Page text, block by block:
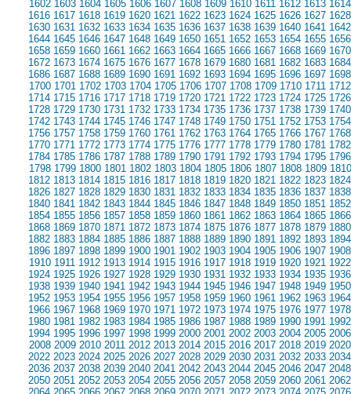
1602 1603 1604 1605 1606 1607 1608 1609 1610 1611 1612 1613 1614
1616 1617 1618 1619 1620 1621 1622 1623 1624 1625 1626 1627 1628
1630 1631 1632 1633 1634 1635 1636 1637 1638 1639 1640 1641 1642
1644 1645 1646 1647 1648 1649 1650 1651 1652 1653 1654 1655 1656
1658 1659 1660 1661 1662 1663 1664 1665 1666 1667 1668 1669 1670
1672 1673 1674 1675 1676 1677 1678 1679 1680 1681 1682 1683 1684
1686 1687 1688 1689 1690 1691 1692 1693 1694 1695 1696 1697 1698
1700 1701 1702 1703 1704 1705 1706 1707 1708 1709 1710 1711 1712
1714 1715 1716 1717 1718 1719 1720 1721 1722 1723 1724 1725 1726
1728 1729 1730 1731 1732 1733 1734 1735 1736 1737 1738 1739 1740
1742 1743 1744 1745 1746 1747 1748 1749 1750 1751 1752 1753 1754
1756 1757 1758 1759 1760 1761 1762 1763 1764 1765 1766 1767 1768
1770 1771 1772 1773 1774 1775 1776 1777 1778 1779 1780 1781 1782
1784 1785 1786 1787 1788 1789 1790 1791 1792 1793 1794 1795 1796
1798 1799 1800 1801 1802 1803 1804 1805 1806 1807 1808 1809 1810
1812 1813 1814 1815 1816 1817 1818 1819 1820 1821 1822 1823 1824
1826 1827 1828 1829 1830 1831 1832 1833 1834 1835 1836 1837 1838
1840 1841 1842 1843 1844 1845 1846 1847 1848 1849 1850 1851 1852
1854 1855 1856 1857 1858 1859 1860 1861 1862 1863 1864 1865 1866
1868 1869 1870 1871 1872 1873 1874 1875 1876 1877 1878 1879 1880
1882 1883 1884 1885 1886 1887 1888 1889 1890 1891 1892 1893 1894
1896 1897 1898 1899 1900 1901 1902 1903 1904 1905 1906 1907 1908
1910 1911 1912 1913 1914 1915 1916 1917 1918 1919 1920 1921 1922
1924 1925 1926 1927 1928 1929 1930 1931 1932 1933 1934 1935 1936
1938 1939 1940 1941 1942 1943 1944 1945 1946 1947 1948 1949 1950
1952 1953 1954 1955 1956 1957 1958 1959 1960 1961 1962 1963 1964
1966 1967 1968 1969 1970 1971 1972 1973 1974 1975 1976 1977 1978
1980 1981 1982 1983 1984 1985 1986 1987 1988 1989 1990 1991 1992
1994 1995 1996 1997 1998 1999 2000 2001 2002 2003 2004 2005 2006
2008 2009 2010 2011 2012 2013 2014 2015 2016 2017 2018 2019 2020
2022 2023 2024 2025 2026 2027 2028 2029 2030 2031 2032 2033 2034
2036 2037 2038 2039 2040 2041 2042 2043 2044 2045 2046 2047 2048
2050 2051 2052 2053 2054 2055 2056 2057 2058 2059 2060 2061 2062